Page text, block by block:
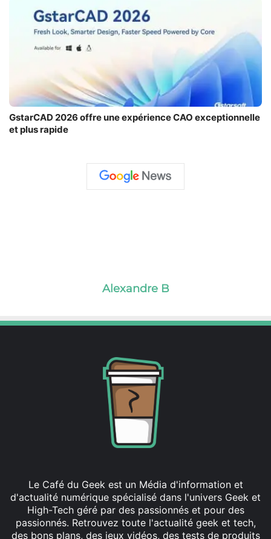
GstarCAD 2026 offre une expérience CAO exceptionnelle
et plus rapide
Alexandre B
Le Café du Geek est un Média d'information et
d'actualité numérique spécialisé dans l'univers Geek et
High-Tech géré par des passionnés et pour des
passionnés. Retrouvez toute l'actualité geek et tech,
des bons plans, des jeux vidéos, des tests de produits